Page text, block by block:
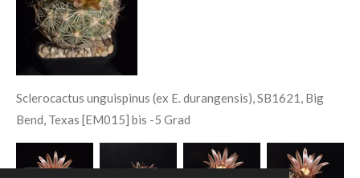
Sclerocactus unguispinus (ex E. durangensis), SB1621, Big
Bend, Texas [EM015] bis -5 Grad